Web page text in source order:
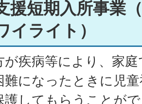
援短期入所事業
イライト）
が疾病等により、家
難になったときに児
護してもらうことが